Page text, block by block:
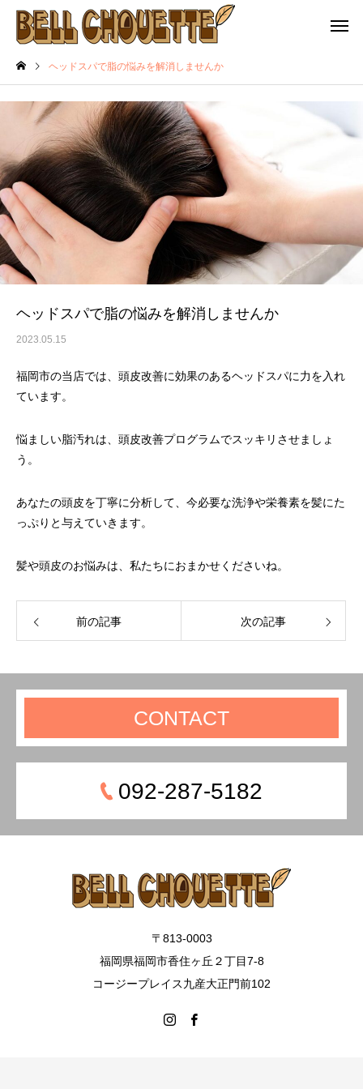
ヘッドスパで脂の悩みを解消しませんか
ヘッドスパで脂の悩みを解消しませんか
2023.05.15
福岡市の当店では、頭皮改善に効果のあるヘッドスパに力を入れ
ています。
悩ましい脂汚れは、頭皮改善プログラムでスッキリさせましょ
う。
あなたの頭皮を丁寧に分析して、今必要な洗浄や栄養素を髪にた
っぷりと与えていきます。
髪や頭皮のお悩みは、私たちにおまかせくださいね。
前の記事 次の記事
CONTACT
092-287-5182
〒813-0003
福岡県福岡市香住ヶ丘２丁目7-8
コージープレイス九産大正門前102